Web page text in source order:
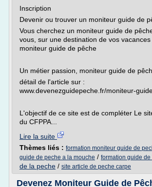
Inscription
Devenir ou trouver un moniteur guide de
Vous cherchez un moniteur guide de
vous, sur une destination de vos
moniteur guide de pêche
Un métier passion, moniteur guide de
détail de l'article sur :
www.devenezguidepeche.fr/moniteur-
L'objectif de ce site est de compléter Le
du CFPPA...
Lire la suite
Thèmes liés : formation moniteur guide de
guide de peche a la mouche / formation guide de
de la peche / site article de peche carpe
Devenez Moniteur Guide de